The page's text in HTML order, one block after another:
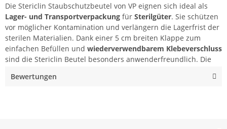
Die Stericlin Staubschutzbeutel von VP eignen sich ideal als
Lager- und Transportverpackung für Sterilgüter. Sie schützen
vor möglicher Kontamination und verlängern die Lagerfrist der
sterilen Materialien. Dank einer 5 cm breiten Klappe zum
einfachen Befüllen und wiederverwendbarem Klebeverschluss
sind die Stericlin Beutel besonders anwenderfreundlich. Die
Bewertungen